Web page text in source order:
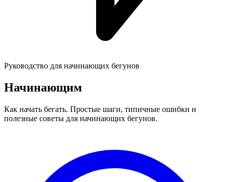
Руководство для начинающих бегунов
Начинающим
Как начать бегать. Простые шаги, типичные ошибки и
полезные советы для начинающих бегунов.